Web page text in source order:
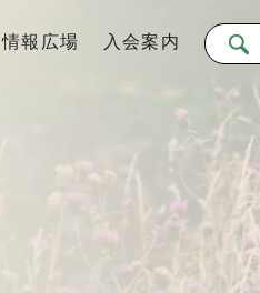
情報広場 入会案内